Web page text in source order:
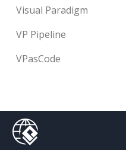
Visual Paradigm
VP Pipeline
VPasCode